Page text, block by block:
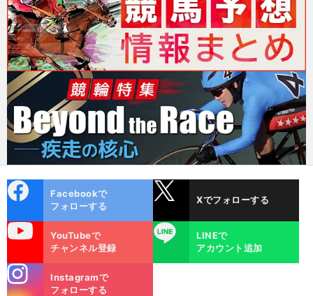
ok
Facebookで
フォローする
Xでフォローする
YouTubeで
チャンネル登録
LINE
LINEで
アカウント追加
m
Instagramで
フォローする